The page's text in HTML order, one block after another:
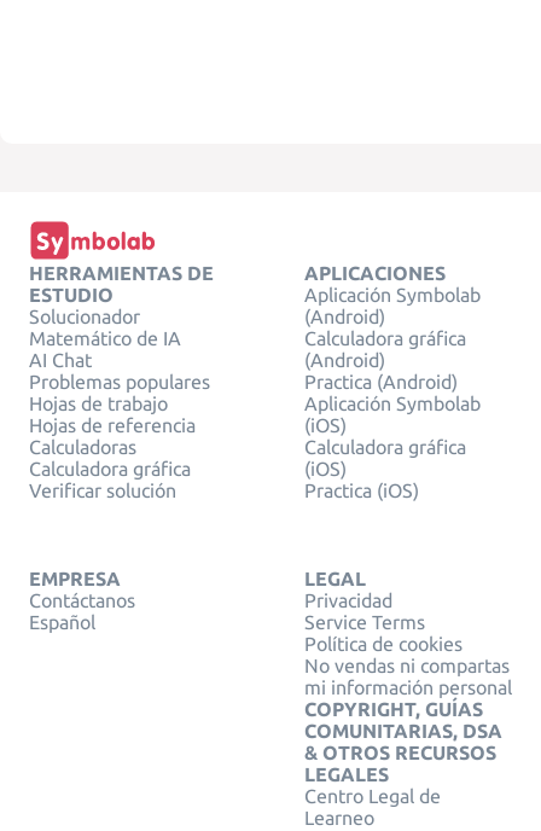
HERRAMIENTAS DE
ESTUDIO
Solucionador
Matemático de IA
AI Chat
Problemas populares
Hojas de trabajo
Hojas de referencia
Calculadoras
Calculadora gráfica
Verificar solución
APLICACIONES
Aplicación Symbolab
(Android)
Calculadora gráfica
(Android)
Practica (Android)
Aplicación Symbolab
(iOS)
Calculadora gráfica
(iOS)
Practica (iOS)
EMPRESA
Contáctanos
Español
LEGAL
Privacidad
Service Terms
Política de cookies
No vendas ni compartas
mi información personal
COPYRIGHT, GUÍAS
COMUNITARIAS, DSA
& OTROS RECURSOS
LEGALES
Centro Legal de
Learneo